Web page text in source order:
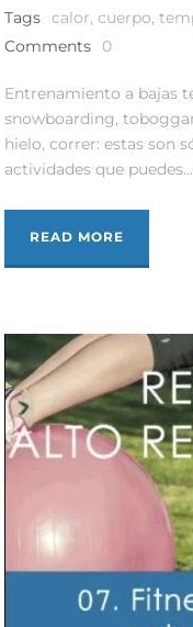
Tags calor, cuerpo,
Comments
0
Entrenamiento a bajas
snowboarding,
hielo, correr: estas son
actividades que puedes...
READ MORE